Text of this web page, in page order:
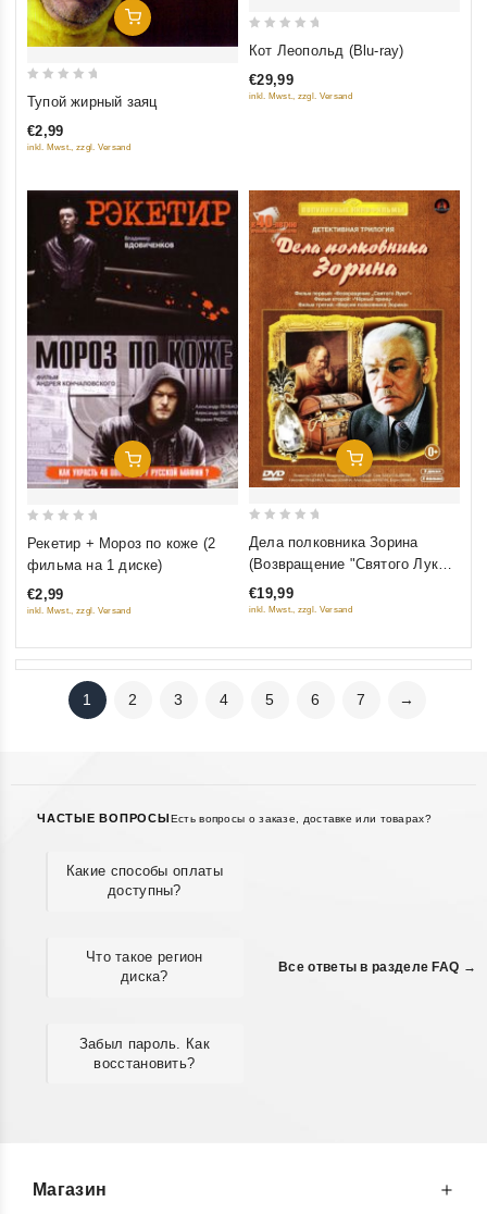
Добавить В Корзину
out
of
Тупой жирный заяц
€2,99
inkl. Mwst., zzgl. Versand
of
Кот Леопольд (Blu-ray)
€29,99
inkl. Mwst., zzgl. Versand
Добавить В Корзину
5
Рекетир + Мороз по коже (2
фильма на 1 диске)
€2,99
inkl. Mwst., zzgl. Versand
Добавить В Корзину
out
5
Дела полковника Зорина
(Возвращение "Святого Луки",
Чёрный Принц, Версия
полковника Зорина) (3 DVD)
€19,99
inkl. Mwst., zzgl. Versand
1 2 3 4 5 6 7 →
ЧАСТЫЕ ВОПРОСЫ Есть вопросы о заказе, доставке или товарах?
Какие способы оплаты
доступны?
Что такое регион
диска?
Забыл пароль. Как
восстановить?
Все ответы в разделе FAQ →
Магазин